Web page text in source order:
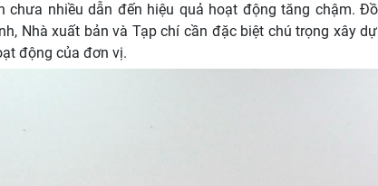
nhiều dẫn đến hiệu quả hoạt động tăng chậm.
Nhà xuất bản và Tạp chí cần đặc biệt chú trọng xây
động của đơn vị.